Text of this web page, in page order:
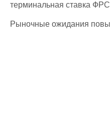
терминальная ставка ФРС
Рыночные ожидания